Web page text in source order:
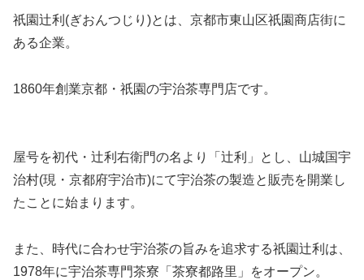
祇園辻利(ぎおんつじり)とは、京都市東山区祇園商店街に
ある企業。
1860年創業京都・祇園の宇治茶専門店です。
屋号を初代・辻利右衛門の名より「辻利」とし、山城国宇
治村(現・京都府宇治市)にて宇治茶の製造と販売を開業し
たことに始まります。
また、時代に合わせ宇治茶の旨みを追求する祇園辻利は、
1978年に宇治茶専門茶寮「茶寮都路里」をオープン。